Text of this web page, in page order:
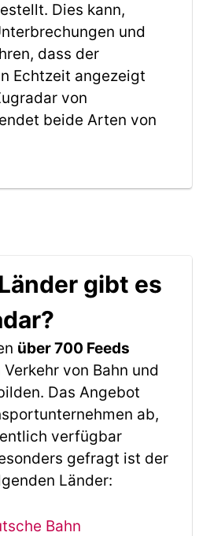
Dies kann,
und
dass der
Echtzeit angezeigt
von
beide Arten von
gibt es
über 700 Feeds
von Bahn und
Das Angebot
ab,
verfügbar
gefragt ist der
Länder:
Bahn